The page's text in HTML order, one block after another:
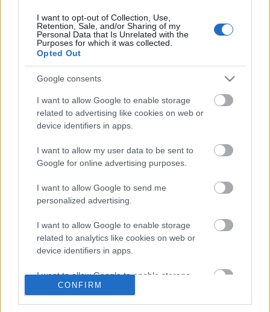
I want to opt-out of Collection, Use,
Retention, Sale, and/or Sharing of my
Personal Data that Is Unrelated with the
Purposes for which it was collected.
Opted Out
Google consents
I want to allow Google to enable storage
related to advertising like cookies on web or
device identifiers in apps.
I want to allow my user data to be sent to
Google for online advertising purposes.
I want to allow Google to send me
personalized advertising.
I want to allow Google to enable storage
related to analytics like cookies on web or
device identifiers in apps.
I want to allow Google to enable storage
related to functionality of the website or app.
CONFIRM
Versenynaptár - update 2.0
Passzív sport, aktív gyógyulás
Étterem, 42 km után